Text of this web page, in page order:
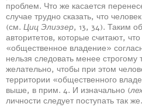
проблем. Что же касается
случае трудно сказать, что
(см. Циц Элиэзер, 13, 34). Таким
авторитетов, которые считают,
«общественное владение»
нельзя следовать менее
желательно, чтобы при этом
территории «общественного
выше, в прим. 4. И изначально (
личности следует поступать так же.